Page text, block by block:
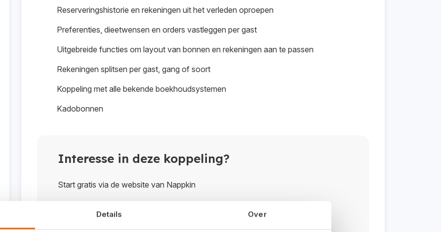
Details Over
Reserveringshistorie en rekeningen uit het verleden oproepen
Preferenties, dieetwensen en orders vastleggen per gast
Uitgebreide functies om layout van bonnen en rekeningen aan te passen
Rekeningen splitsen per gast, gang of soort
Koppeling met alle bekende boekhoudsystemen
Kadobonnen
Interesse in deze koppeling?
Start gratis via de website van Nappkin
Bezoek de website